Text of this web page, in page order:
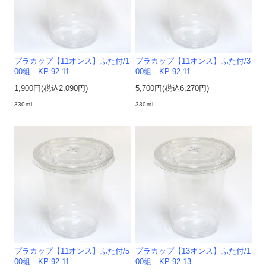
プラカップ【11オンス】ふた付/1
00組 KP-92-11
1,900円(税込2,090円)
330ｍl
プラカップ【11オンス】ふた付/3
00組 KP-92-11
5,700円(税込6,270円)
330ｍl
プラカップ【11オンス】ふた付/5
00組 KP-92-11
プラカップ【13オンス】ふた付/1
00組 KP-92-13